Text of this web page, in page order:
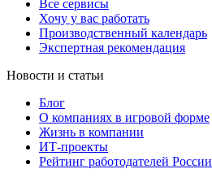
Все сервисы
Хочу у вас работать
Производственный календарь
Экспертная рекомендация
Новости и статьи
Блог
О компаниях в игровой форме
Жизнь в компании
ИТ-проекты
Рейтинг работодателей России